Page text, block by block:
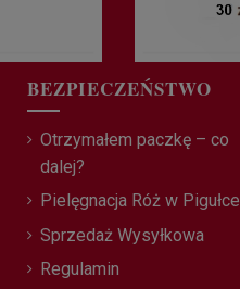
BEZPIECZEŃSTWO
Otrzymałem paczkę – co
dalej?
Pielęgnacja Róż w Pigułce
Sprzedaż Wysyłkowa
Regulamin